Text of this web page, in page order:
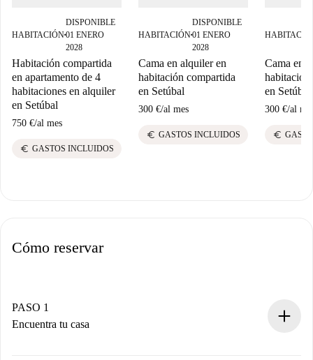
HABITACIÓN■
DISPONIBLE
01 ENERO
2028
Habitación compartida
en apartamento de 4
habitaciones en alquiler
en Setúbal
750 €/al mes
euro GASTOS INCLUIDOS
HABITACIÓN■
DISPONIBLE
01 ENERO
2028
Cama en alquiler en
habitación compartida
en Setúbal
300 €/al mes
euro GASTOS INCLUIDOS
Cama en
habitación
en Setúbal
300 €/al
euro
Cómo reservar
PASO 1
Encuentra tu casa